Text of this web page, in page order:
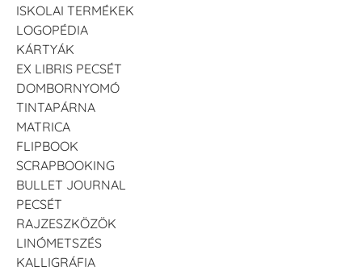
ISKOLAI TERMÉKEK
LOGOPÉDIA
KÁRTYÁK
EX LIBRIS PECSÉT
DOMBORNYOMÓ
TINTAPÁRNA
MATRICA
FLIPBOOK
SCRAPBOOKING
BULLET JOURNAL
PECSÉT
RAJZESZKÖZÖK
LINÓMETSZÉS
KALLIGRÁFIA